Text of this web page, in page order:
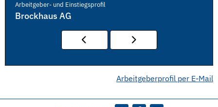
Arbeitgeber- und Einstiegsprofil
Brockhaus AG
Arbeitgeberprofil per E-Mail